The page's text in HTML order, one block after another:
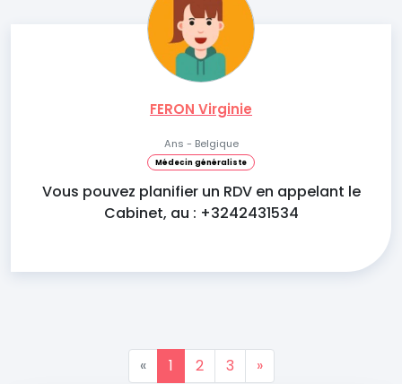
FERON Virginie
Ans - Belgique
Médecin généraliste
Vous pouvez planifier un RDV en appelant le
Cabinet, au : +3242431534
« 1 2 3 »